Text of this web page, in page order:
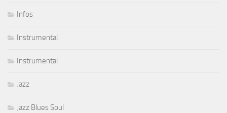
Infos
Instrumental
Instrumental
Jazz
Jazz Blues Soul